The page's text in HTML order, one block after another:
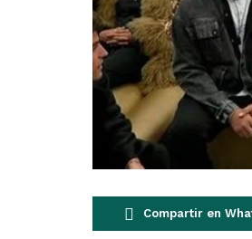
Compartir en